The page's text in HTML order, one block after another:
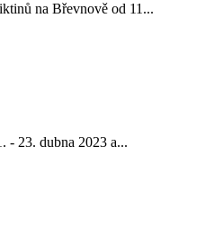
na Břevnově od 11...
- 23. dubna 2023 a...